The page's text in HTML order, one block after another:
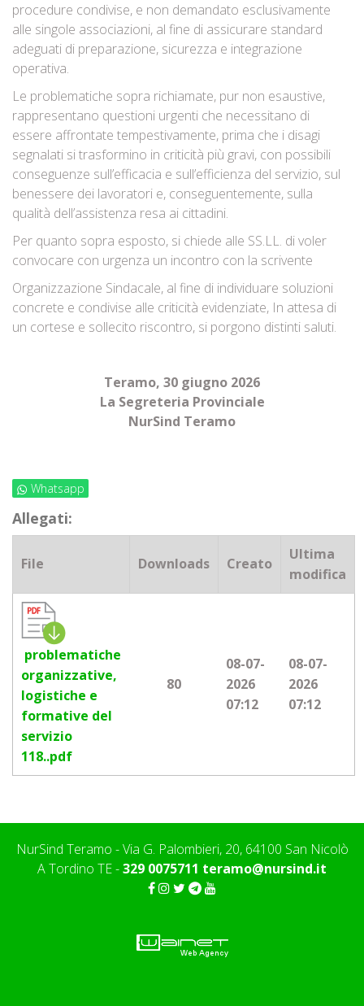
procedure condivise, e non demandato esclusivamente
alle singole associazioni, al fine di assicurare standard
adeguati di preparazione, sicurezza e integrazione
operativa.
Le problematiche sopra richiamate, pur non esaustive,
rappresentano questioni urgenti che necessitano di
essere affrontate tempestivamente, prima che i disagi
segnalati si trasformino in criticità più gravi, con possibili
conseguenze sull’efficacia e sull’efficienza del servizio, sul
benessere dei lavoratori e, conseguentemente, sulla
qualità dell’assistenza resa ai cittadini.
Per quanto sopra esposto, si chiede alle SS.LL. di voler
convocare con urgenza un incontro con la scrivente
Organizzazione Sindacale, al fine di individuare soluzioni
concrete e condivise alle criticità evidenziate, In attesa di
un cortese e sollecito riscontro, si porgono distinti saluti.
Teramo, 30 giugno 2026
La Segreteria Provinciale
NurSind Teramo
Whatsapp
Allegati:
File Downloads Creato
Ultima
modifica
problematiche
organizzative,
logistiche e
formative del
servizio
118..pdf
80
08-07-
2026
07:12
08-07-
2026
07:12
NurSind Teramo - Via G. Palombieri, 20, 64100 San Nicolò
A Tordino TE -329 0075711 teramo@nursind.it